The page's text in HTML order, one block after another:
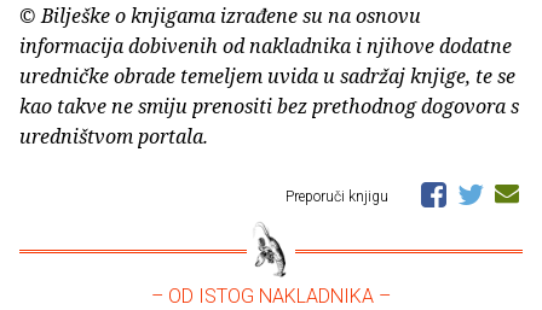
© Bilješke o knjigama izrađene su na osnovu
informacija dobivenih od nakladnika i njihove dodatne
uredničke obrade temeljem uvida u sadržaj knjige, te se
kao takve ne smiju prenositi bez prethodnog dogovora s
uredništvom portala.
Preporuči knjigu
– OD ISTOG NAKLADNIKA –